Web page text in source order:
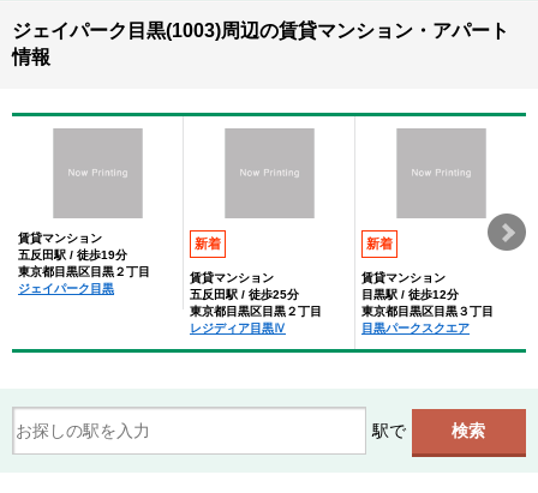
ジェイパーク目黒(1003)周辺の賃貸マンション・アパート
情報
賃貸マンション
五反田駅 / 徒歩19分
東京都目黒区目黒２丁目
ジェイパーク目黒
新着
賃貸マンション
五反田駅 / 徒歩25分
東京都目黒区目黒２丁目
レジディア目黒Ⅳ
新着
賃貸マンション
目黒駅 / 徒歩12分
東京都目黒区目黒３丁目
目黒パークスクエア
駅で